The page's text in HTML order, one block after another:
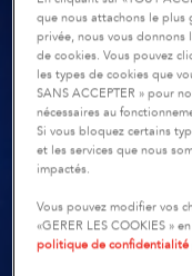
que nous attachons le
privée, nous vous
de cookies. Vous pouvez
les types de cookies que
SANS ACCEPTER » pour
nécessaires au
Si vous bloquez certains
et les services que nous
impactés.
Vous pouvez modifier vos
«GERER LES COOKIES »
politique de confidentialité